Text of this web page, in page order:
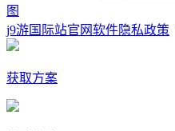
图
j9游国际站官网软件隐私政策
获取方案